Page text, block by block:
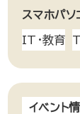
スマホパ
IT・教育
イベント